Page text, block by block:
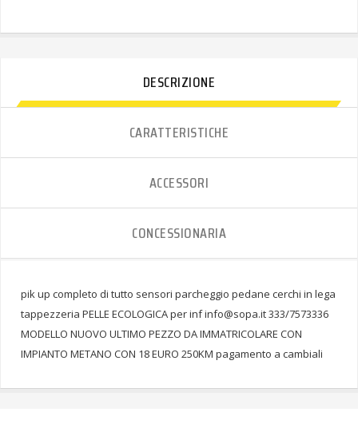
DESCRIZIONE
CARATTERISTICHE
ACCESSORI
CONCESSIONARIA
pik up completo di tutto sensori parcheggio pedane cerchi in lega
tappezzeria PELLE ECOLOGICA per inf info@sopa.it 333/7573336
MODELLO NUOVO ULTIMO PEZZO DA IMMATRICOLARE CON
IMPIANTO METANO CON 18 EURO 250KM pagamento a cambiali